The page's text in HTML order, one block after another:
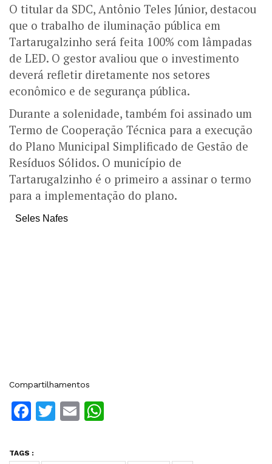
O titular da SDC, Antônio Teles Júnior, destacou
que o trabalho de iluminação pública em
Tartarugalzinho será feita 100% com lâmpadas
de LED. O gestor avaliou que o investimento
deverá refletir diretamente nos setores
econômico e de segurança pública.
Durante a solenidade, também foi assinado um
Termo de Cooperação Técnica para a execução
do Plano Municipal Simplificado de Gestão de
Resíduos Sólidos. O município de
Tartarugalzinho é o primeiro a assinar o termo
para a implementação do plano.
Seles Nafes
Compartilhamentos
Facebook
Twitter
Email
TAGS :